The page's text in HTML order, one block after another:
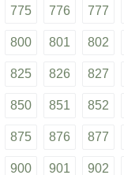
775 776 777
800 801 802
825 826 827
850 851 852
875 876 877
900 901 902